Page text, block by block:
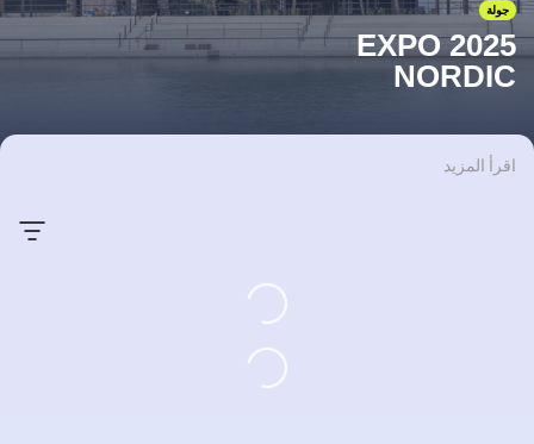
جولة
EXPO 2025
NORDIC
اقرأ المزيد